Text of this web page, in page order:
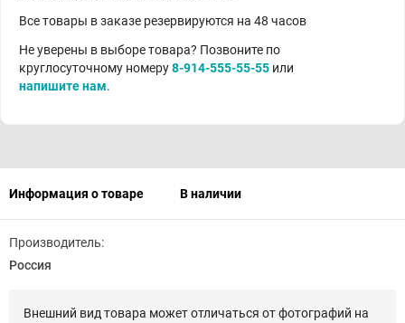
Все товары в заказе резервируются на 48 часов
Не уверены в выборе товара? Позвоните по
круглосуточному номеру8-914-555-55-55 или
напишите нам.
Информация о товаре В наличии
Производитель:
Россия
Внешний вид товара может отличаться от фотографий на